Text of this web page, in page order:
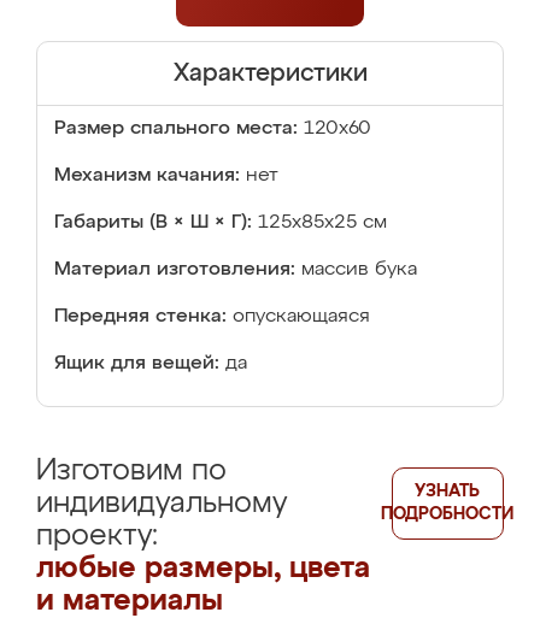
Характеристики
Размер спального места: 120х60
Механизм качания: нет
Габариты (В × Ш × Г): 125x85x25 см
Материал изготовления: массив бука
Передняя стенка: опускающаяся
Ящик для вещей: да
Изготовим по
индивидуальному
проекту:
любые размеры, цвета
и материалы
УЗНАТЬ
ПОДРОБНОСТИ